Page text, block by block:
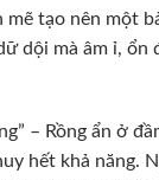
tạo nên một
dội mà âm ỉ, ổn
– Rồng ẩn ở
hết khả năng.